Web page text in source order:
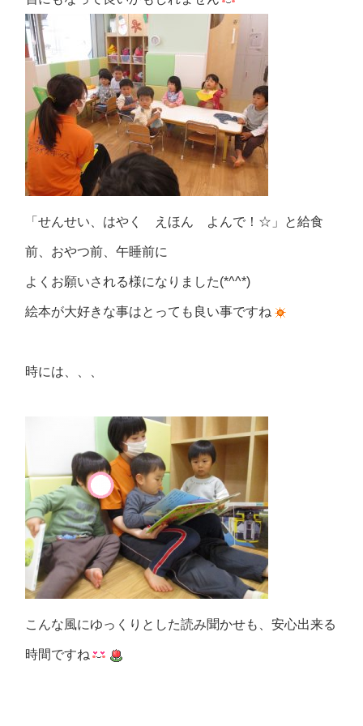
「せんせい、はやく えほん よんで！☆」と給食
前、おやつ前、午睡前に
よくお願いされる様になりました(*^^*)
絵本が大好きな事はとっても良い事ですね
時には、、、
こんな風にゆっくりとした読み聞かせも、安心出来る
時間ですね